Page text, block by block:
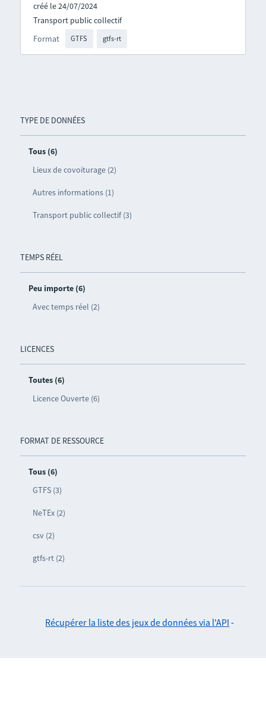
TYPE DE DONNÉES
Tous (6)
Lieux de covoiturage (2)
Autres informations (1)
Transport public collectif (3)
TEMPS RÉEL
Peu importe (6)
Avec temps réel (2)
LICENCES
Toutes (6)
Licence Ouverte (6)
FORMAT DE RESSOURCE
Tous (6)
GTFS (3)
NeTEx (2)
csv (2)
gtfs-rt (2)
créé le 24/07/2024
Format GTFS gtfs-rt
Transport public collectif
Récupérer la liste des jeux de données via l'API -